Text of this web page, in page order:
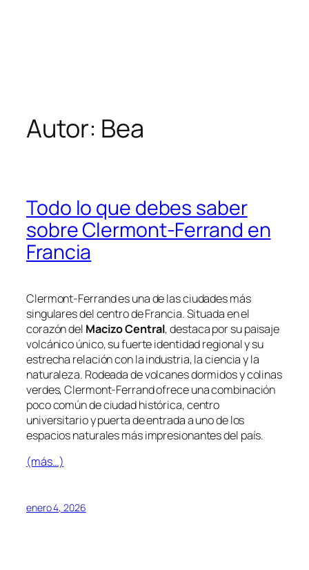
Autor: Bea
Todo lo que debes saber
sobre Clermont-Ferrand en
Francia
Clermont-Ferrand es una de las ciudades más
singulares del centro de Francia. Situada en el
corazón del Macizo Central, destaca por su paisaje
volcánico único, su fuerte identidad regional y su
estrecha relación con la industria, la ciencia y la
naturaleza. Rodeada de volcanes dormidos y colinas
verdes, Clermont-Ferrand ofrece una combinación
poco común de ciudad histórica, centro
universitario y puerta de entrada a uno de los
espacios naturales más impresionantes del país.
(más…)
enero 4, 2026